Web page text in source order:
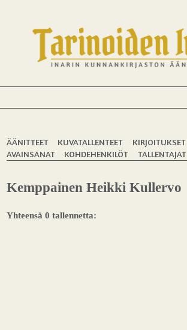
ÄÄNITTEET KUVATALLENTEET KIRJOITUKSET
AVAINSANAT
KOHDEHENKILÖT TALLENTAJAT
Kemppainen Heikki Kullervo
Yhteensä 0 tallennetta: